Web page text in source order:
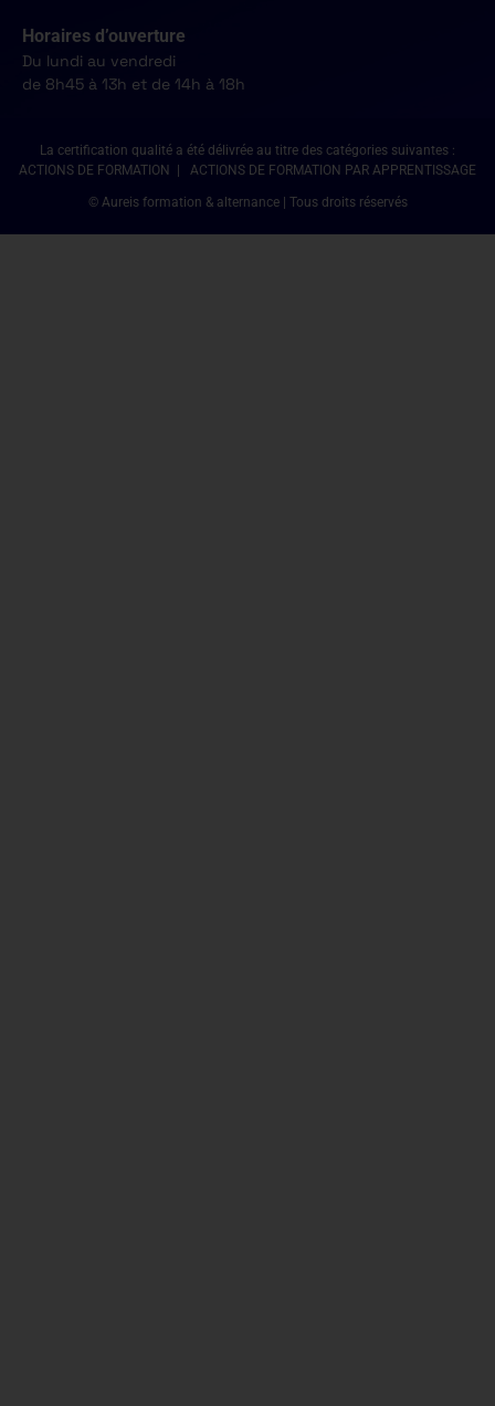
Horaires d’ouverture
Du lundi au vendredi
de 8h45 à 13h et de 14h à 18h
La certification qualité a été délivrée au titre des catégories suivantes :
ACTIONS DE FORMATION | ACTIONS DE FORMATION PAR APPRENTISSAGE
© Aureis formation & alternance | Tous droits réservés